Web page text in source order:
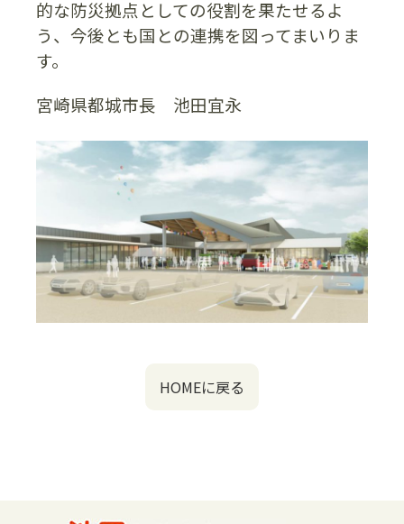
的な防災拠点としての役割を果たせるよ
う、今後とも国との連携を図ってまいりま
す。
宮崎県都城市長 池田宜永
HOMEに戻る